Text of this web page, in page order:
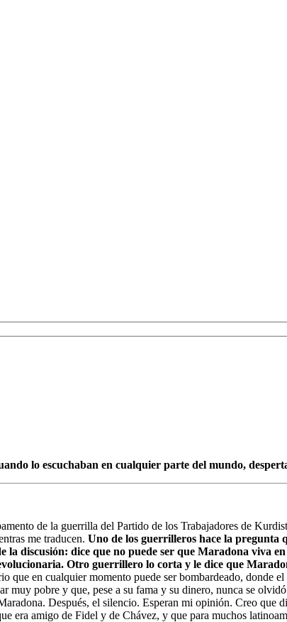
lo escuchaban en cualquier parte del mundo,
de la guerrilla del Partido de los Trabajadores de
me traducen. Uno de los guerrilleros hace la pregunta
discusión: dice que no puede ser que Maradona viva
Otro guerrillero lo corta y le dice que
que en cualquier momento puede ser bombardeado, donde
pobre y que, pese a su fama y su dinero, nunca se
Después, el silencio. Esperan mi opinión. Creo que
era amigo de Fidel y de Chávez, y que para muchos